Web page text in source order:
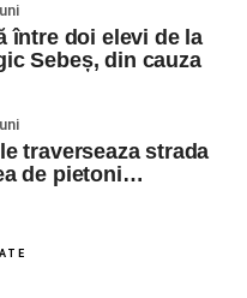
între doi elevi de la
Sebeș, din cauza
traverseaza strada
de pietoni…